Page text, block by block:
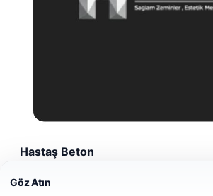
Hastaş Beton
Göz Atın